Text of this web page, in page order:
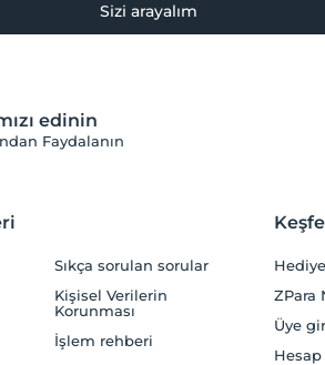
Sizi arayalım
edinin
Faydalanın
Sıkça sorulan sorular
Kişisel Verilerin
Korunması
İşlem rehberi
ZPara
Üye